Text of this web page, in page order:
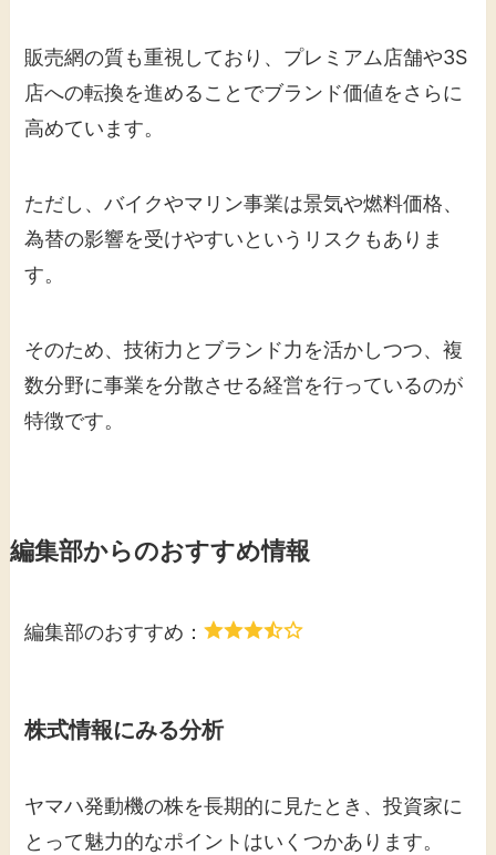
販売網の質も重視しており、プレミアム店舗や3S
店への転換を進めることでブランド価値をさらに
高めています。
ただし、バイクやマリン事業は景気や燃料価格、
為替の影響を受けやすいというリスクもありま
す。
そのため、技術力とブランド力を活かしつつ、複
数分野に事業を分散させる経営を行っているのが
特徴です。
編集部からのおすすめ情報
編集部のおすすめ：
株式情報にみる分析
ヤマハ発動機の株を長期的に見たとき、投資家に
とって魅力的なポイントはいくつかあります。